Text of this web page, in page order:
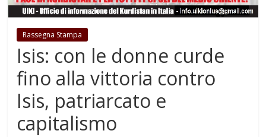
Rassegna Stampa
Isis: con le donne curde
fino alla vittoria contro
Isis, patriarcato e
capitalismo